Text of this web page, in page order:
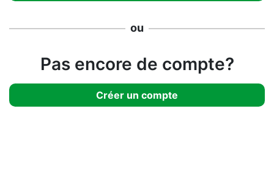
ou
Pas encore de compte?
Créer un compte